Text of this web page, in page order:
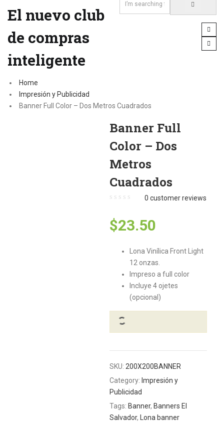
El nuevo club
de compras
inteligente
Home
Impresión y Publicidad
Banner Full Color – Dos Metros Cuadrados
Banner Full
Color – Dos
Metros
Cuadrados
0 customer reviews
$23.50
Lona Vinílica Front Light
12 onzas.
Impreso a full color
Incluye 4 ojetes
(opcional)
SKU: 200X200BANNER
Category: Impresión y
Publicidad
Tags: Banner, Banners El
Salvador, Lona banner